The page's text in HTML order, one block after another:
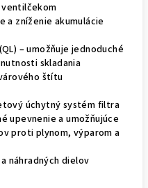
ventilčekom
a zníženie akumulácie
– umožňuje jednoduché
skladania
štítu
úchytný systém filtra
upevnenie a umožňujúce
proti plynom, výparom a
náhradných dielov